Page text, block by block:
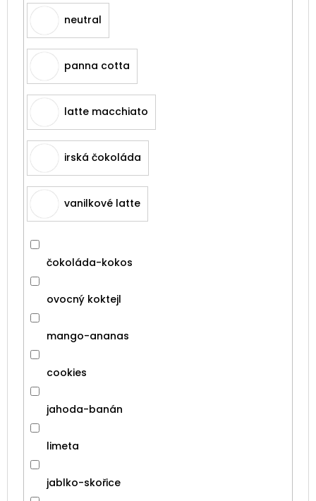
neutral
panna cotta
latte macchiato
irská čokoláda
vanilkové latte
čokoláda-kokos
ovocný koktejl
mango-ananas
cookies
jahoda-banán
limeta
jablko-skořice